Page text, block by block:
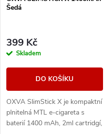
Šedá
399 Kč
Skladem
DO KOŠÍKU
OXVA SlimStick X je kompaktní
plnitelná MTL e-cigareta s
baterií 1400 mAh, 2ml cartridgí,